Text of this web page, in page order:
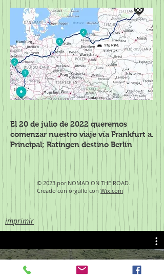
El 20 de julio de 2022 queremos
comenzar nuestro viaje vía Frankfurt a.
Principal; Ratingen destino Berlín
© 2023 por NOMAD ON THE ROAD.
Creado con orgullo con Wix.com
imprimir